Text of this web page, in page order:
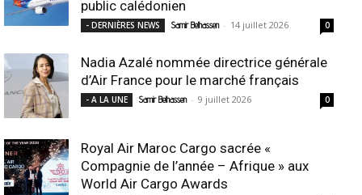
public calédonien
- DERNIÈRES NEWS Samir Belhassen - 14 juillet 2026 0
Nadia Azalé nommée directrice générale
d’Air France pour le marché français
- A LA UNE Samir Belhassen - 9 juillet 2026 0
Royal Air Maroc Cargo sacrée «
Compagnie de l’année – Afrique » aux
World Air Cargo Awards